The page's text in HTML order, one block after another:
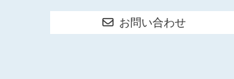
お問い合わせ